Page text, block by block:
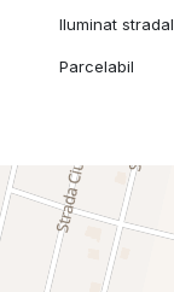
Iluminat stradal
Parcelabil